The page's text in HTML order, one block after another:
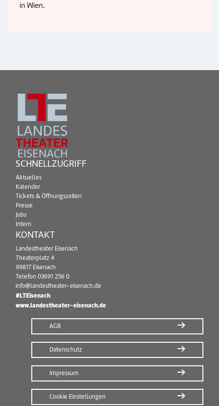
in Wien.
SCHNELLZUGRIFF
Aktuelles
Kalender
Tickets & Öffnungszeiten
Presse
Jobs
Intern
KONTAKT
Landestheater Eisenach
Theaterplatz 4
99817 Eisenach
Telefon 03691 256 0
info@landestheater-eisenach.de
#LTEisenach
www.landestheater-eisenach.de
AGB
Datenschutz
Impressum
Cookie Einstellungen